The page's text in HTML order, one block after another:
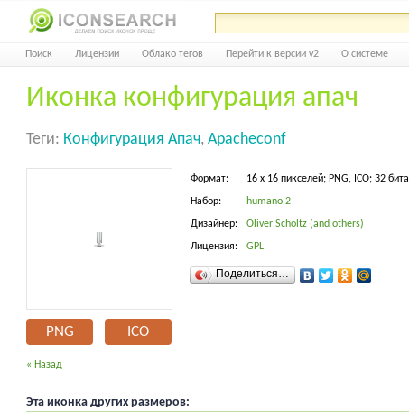
Поиск Лицензии Облако тегов Перейти к версии v2 О системе
Иконка конфигурация апач
Теги: Конфигурация Апач, Apacheconf
PNG ICO
Формат: 16 x 16 пикселей; PNG, ICO; 32 бита
Набор: humano 2
Дизайнер: Oliver Scholtz (and others)
Лицензия: GPL
Поделиться…
« Назад
Эта иконка других размеров: